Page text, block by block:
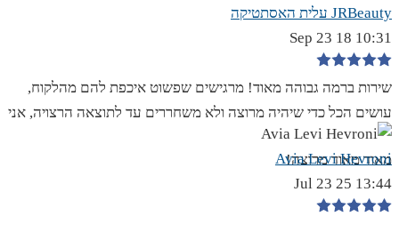
JRBeauty עלית האסתטיקה
10:31 18 Sep 23
שירות ברמה גבוהה מאוד! מרגישים שפשוט איכפת להם מהלקוח,
עושים הכל כדי שיהיה מרוצה ולא משחררים עד לתוצאה הרצויה, אני
מאוד מאוד מרוצה!
Avia Levi Hevroni
13:44 25 Jul 23